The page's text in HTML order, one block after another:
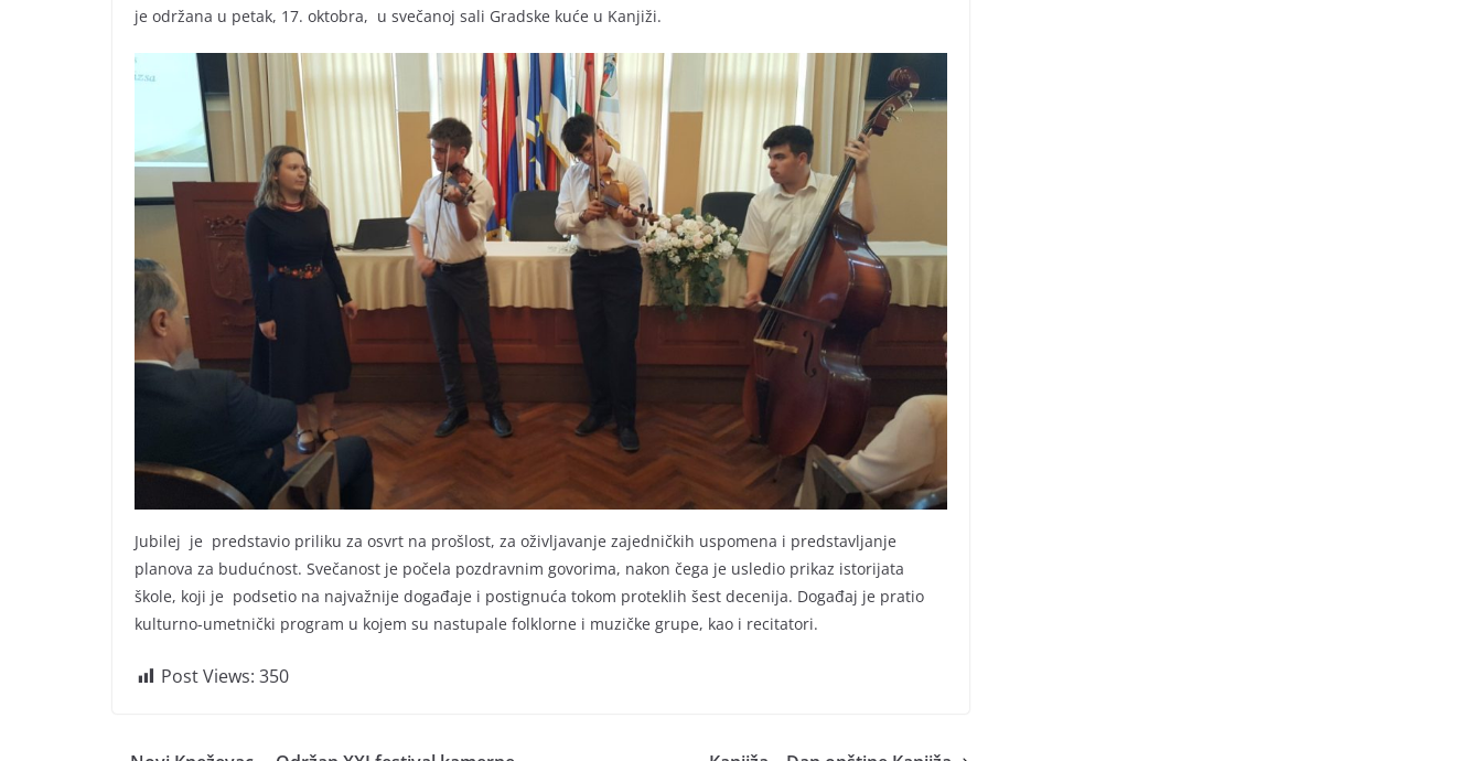
je održana u petak, 17. oktobra, u svečanoj sali Gradske kuće u Kanjiži.
Jubilej je predstavio priliku za osvrt na prošlost, za oživljavanje zajedničkih uspomena i predstavljanje
planova za budućnost. Svečanost je počela pozdravnim govorima, nakon čega je usledio prikaz istorijata
škole, koji je podsetio na najvažnije događaje i postignuća tokom proteklih šest decenija. Događaj je pratio
kulturno-umetnički program u kojem su nastupale folklorne i muzičke grupe, kao i recitatori.
Post Views: 350